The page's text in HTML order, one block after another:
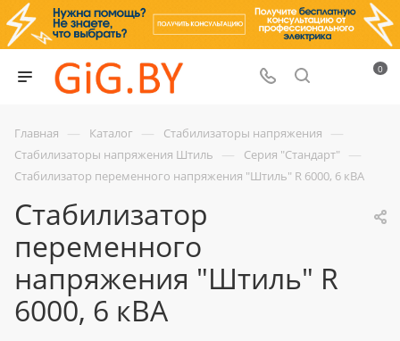
0
Главная — Каталог — Стабилизаторы напряжения —
Стабилизаторы напряжения Штиль — Серия "Стандарт" —
Стабилизатор переменного напряжения "Штиль" R 6000, 6 кВА
Стабилизатор
переменного
напряжения "Штиль" R
6000, 6 кВА